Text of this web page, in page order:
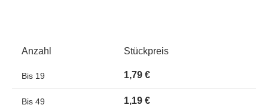
Anzahl Stückpreis
Bis 19 1,79 €
Bis 49 1,19 €